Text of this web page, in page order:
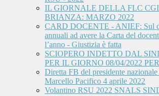
IL GIORNALE DELLA FLC
BRIANZA: MARZO 2022
CARD DOCENTE - ANIEF: Sul
annuali ad avere la Carta del
l’anno - Giustizia è fatta
SCIOPERO INDETTO DAL
PER IL GIORNO 08/04/2022
Diretta FB del presidente
Marcello Pacifico 4 aprile 2022
Volantino RSU 2022 SNALS